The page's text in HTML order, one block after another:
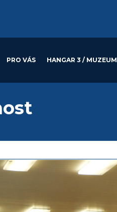
PRO VÁS HANGAR 3 / MUZEUM